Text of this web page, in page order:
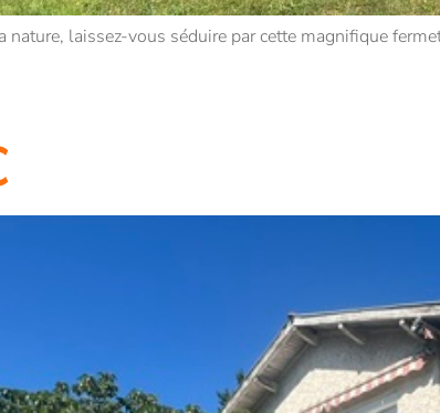
nature, laissez-vous séduire par cette magnifique